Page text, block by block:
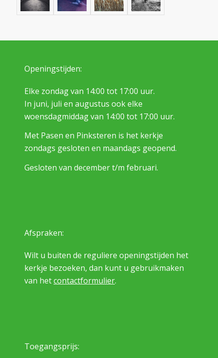
Openingstijden:
Elke zondag van 14:00 tot 17:00 uur.
In juni, juli en augustus ook elke
woensdagmiddag van 14:00 tot 17:00 uur.
Met Pasen en Pinksteren is het kerkje
zondags gesloten en maandags geopend.
Gesloten van december t/m februari.
Afspraken:
Wilt u buiten de reguliere openingstijden het
kerkje bezoeken, dan kunt u gebruikmaken
van hetcontactformulier.
Toegangsprijs: